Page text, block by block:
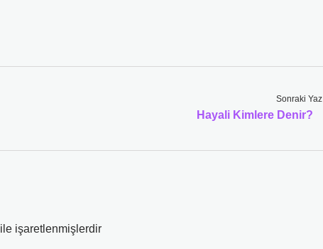
Sonraki
Hayali Kimlere Denir?
ile işaretlenmişlerdir